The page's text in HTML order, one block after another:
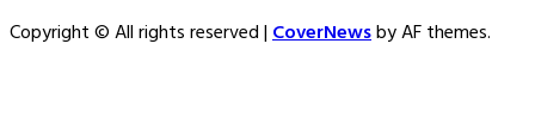
Copyright © All rights reserved|CoverNewsby AF themes.